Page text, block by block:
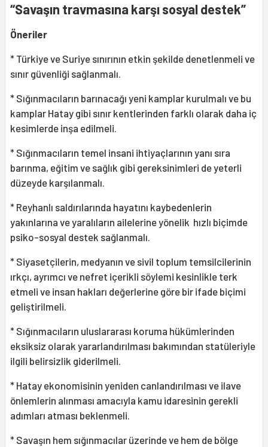
“Savaşın travmasına karşı sosyal destek”
Öneriler
* Türkiye ve Suriye sınırının etkin şekilde denetlenmeli ve
sınır güvenliği sağlanmalı.
* Sığınmacıların barınacağı yeni kamplar kurulmalı ve bu
kamplar Hatay gibi sınır kentlerinden farklı olarak daha iç
kesimlerde inşa edilmeli.
* Sığınmacıların temel insani ihtiyaçlarının yanı sıra
barınma, eğitim ve sağlık gibi gereksinimleri de yeterli
düzeyde karşılanmalı.
* Reyhanlı saldırılarında hayatını kaybedenlerin
yakınlarına ve yaralıların ailelerine yönelik hızlı biçimde
psiko-sosyal destek sağlanmalı.
* Siyasetçilerin, medyanın ve sivil toplum temsilcilerinin
ırkçı, ayrımcı ve nefret içerikli söylemi kesinlikle terk
etmeli ve insan hakları değerlerine göre bir ifade biçimi
geliştirilmeli.
* Sığınmacıların uluslararası koruma hükümlerinden
eksiksiz olarak yararlandırılması bakımından statüleriyle
ilgili belirsizlik giderilmeli.
* Hatay ekonomisinin yeniden canlandırılması ve ilave
önlemlerin alınması amacıyla kamu idaresinin gerekli
adımları atması beklenmeli.
* Savaşın hem sığınmacılar üzerinde ve hem de bölge